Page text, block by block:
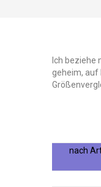
Ich beziehe
geheim, auf
nach